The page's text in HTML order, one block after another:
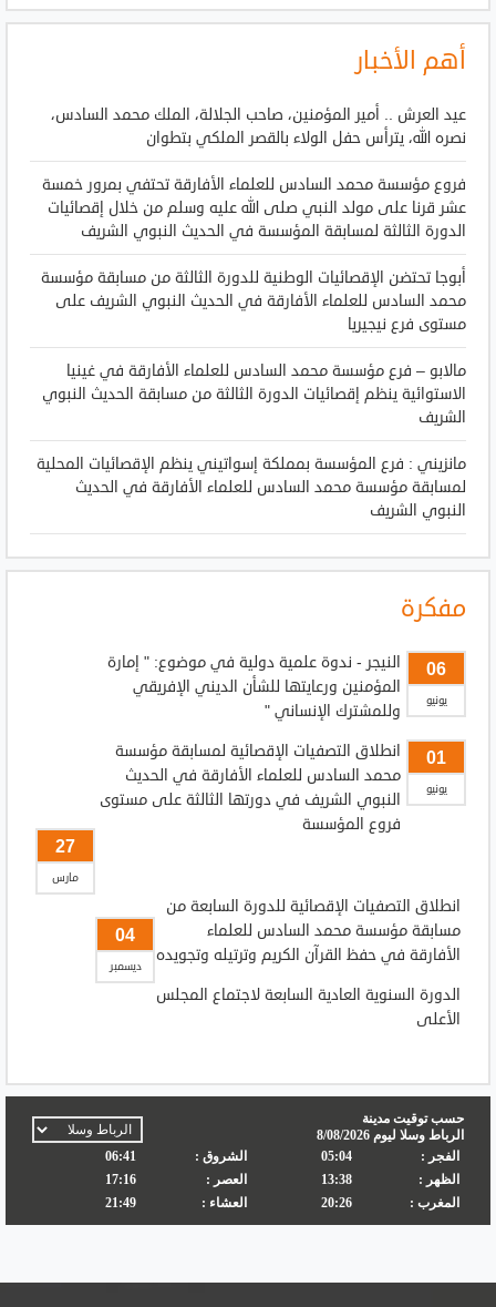
أهم الأخبار
عيد العرش .. أمير المؤمنين، صاحب الجلالة، الملك محمد السادس،
نصره الله، يترأس حفل الولاء بالقصر الملكي بتطوان
فروع مؤسسة محمد السادس للعلماء الأفارقة تحتفي بمرور خمسة
عشر قرنا على مولد النبي صلى الله عليه وسلم من خلال إقصائيات
الدورة الثالثة لمسابقة المؤسسة في الحديث النبوي الشريف
أبوجا تحتضن الإقصائيات الوطنية للدورة الثالثة من مسابقة مؤسسة
محمد السادس للعلماء الأفارقة في الحديث النبوي الشريف على
مستوى فرع نيجيريا
مالابو – فرع مؤسسة محمد السادس للعلماء الأفارقة في غينيا
الاستوائية ينظم إقصائيات الدورة الثالثة من مسابقة الحديث النبوي
الشريف
مانزيني : فرع المؤسسة بمملكة إسواتيني ينظم الإقصائيات المحلية
لمسابقة مؤسسة محمد السادس للعلماء الأفارقة في الحديث
النبوي الشريف
مفكرة
06
يونيو
النيجر - ندوة علمية دولية في موضوع: " إمارة
المؤمنين ورعايتها للشأن الديني الإفريقي
وللمشترك الإنساني "
01
يونيو
انطلاق التصفيات الإقصائية لمسابقة مؤسسة
محمد السادس للعلماء الأفارقة في الحديث
النبوي الشريف في دورتها الثالثة على مستوى
فروع المؤسسة
27
مارس
انطلاق التصفيات الإقصائية للدورة السابعة من
مسابقة مؤسسة محمد السادس للعلماء
الأفارقة في حفظ القرآن الكريم وترتيله وتجويده
04
ديسمبر
الدورة السنوية العادية السابعة لاجتماع المجلس
الأعلى